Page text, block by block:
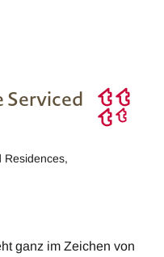
Serviced
Residences,
ganz im Zeichen von